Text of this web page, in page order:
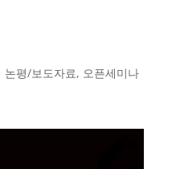
논평/보도자료, 오픈세미나